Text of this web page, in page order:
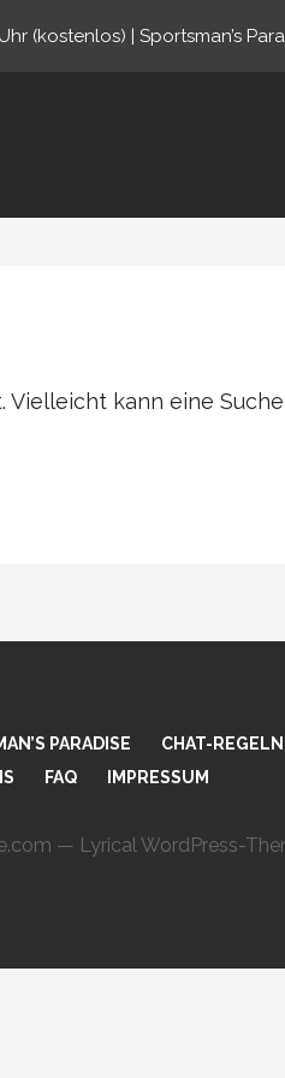
kann eine
PARADISE CHAT-REGELN
FAQ IMPRESSUM
— Lyrical WordPress-
(kostenlos) | Sportsman’s